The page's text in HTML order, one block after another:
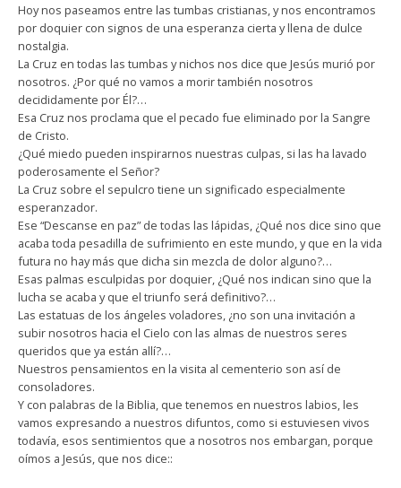
Hoy nos paseamos entre las tumbas cristianas, y nos encontramos
por doquier con signos de una esperanza cierta y llena de dulce
nostalgia.
La Cruz en todas las tumbas y nichos nos dice que Jesús murió por
nosotros. ¿Por qué no vamos a morir también nosotros
decididamente por Él?…
Esa Cruz nos proclama que el pecado fue eliminado por la Sangre
de Cristo.
¿Qué miedo pueden inspirarnos nuestras culpas, si las ha lavado
poderosamente el Señor?
La Cruz sobre el sepulcro tiene un significado especialmente
esperanzador.
Ese “Descanse en paz” de todas las lápidas, ¿Qué nos dice sino que
acaba toda pesadilla de sufrimiento en este mundo, y que en la vida
futura no hay más que dicha sin mezcla de dolor alguno?…
Esas palmas esculpidas por doquier, ¿Qué nos indican sino que la
lucha se acaba y que el triunfo será definitivo?…
Las estatuas de los ángeles voladores, ¿no son una invitación a
subir nosotros hacia el Cielo con las almas de nuestros seres
queridos que ya están allí?…
Nuestros pensamientos en la visita al cementerio son así de
consoladores.
Y con palabras de la Biblia, que tenemos en nuestros labios, les
vamos expresando a nuestros difuntos, como si estuviesen vivos
todavía, esos sentimientos que a nosotros nos embargan, porque
oímos a Jesús, que nos dice::